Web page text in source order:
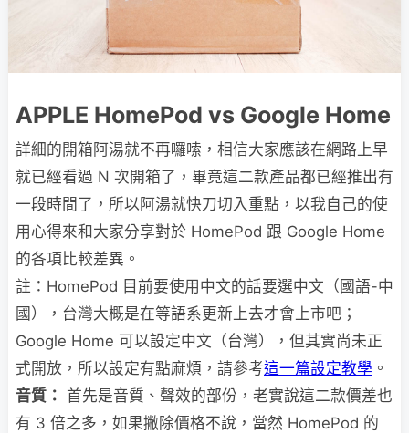
APPLE HomePod vs Google Home
詳細的開箱阿湯就不再囉嗦，相信大家應該在網路上早
就已經看過 N 次開箱了，畢竟這二款產品都已經推出有
一段時間了，所以阿湯就快刀切入重點，以我自己的使
用心得來和大家分享對於 HomePod 跟 Google Home
的各項比較差異。
註：HomePod 目前要使用中文的話要選中文（國語-中
國），台灣大概是在等語系更新上去才會上市吧；
Google Home 可以設定中文（台灣），但其實尚未正
式開放，所以設定有點麻煩，請參考這一篇設定教學 。
音質： 首先是音質、聲效的部份，老實說這二款價差也
有 3 倍之多，如果撇除價格不說，當然 HomePod 的